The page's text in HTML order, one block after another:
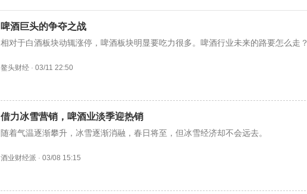
啤酒巨头的争夺之战
相对于白酒板块动辄涨停，啤酒板块明显要吃力很多。​啤酒行业未来的路要怎么走？
鳌头财经 · 03/11 22:50
借力冰雪营销，啤酒业淡季迎热销
随着气温逐渐攀升，冰雪逐渐消融，春日将至，但冰雪经济却不会远去。
酒业财经派 · 03/08 15:15